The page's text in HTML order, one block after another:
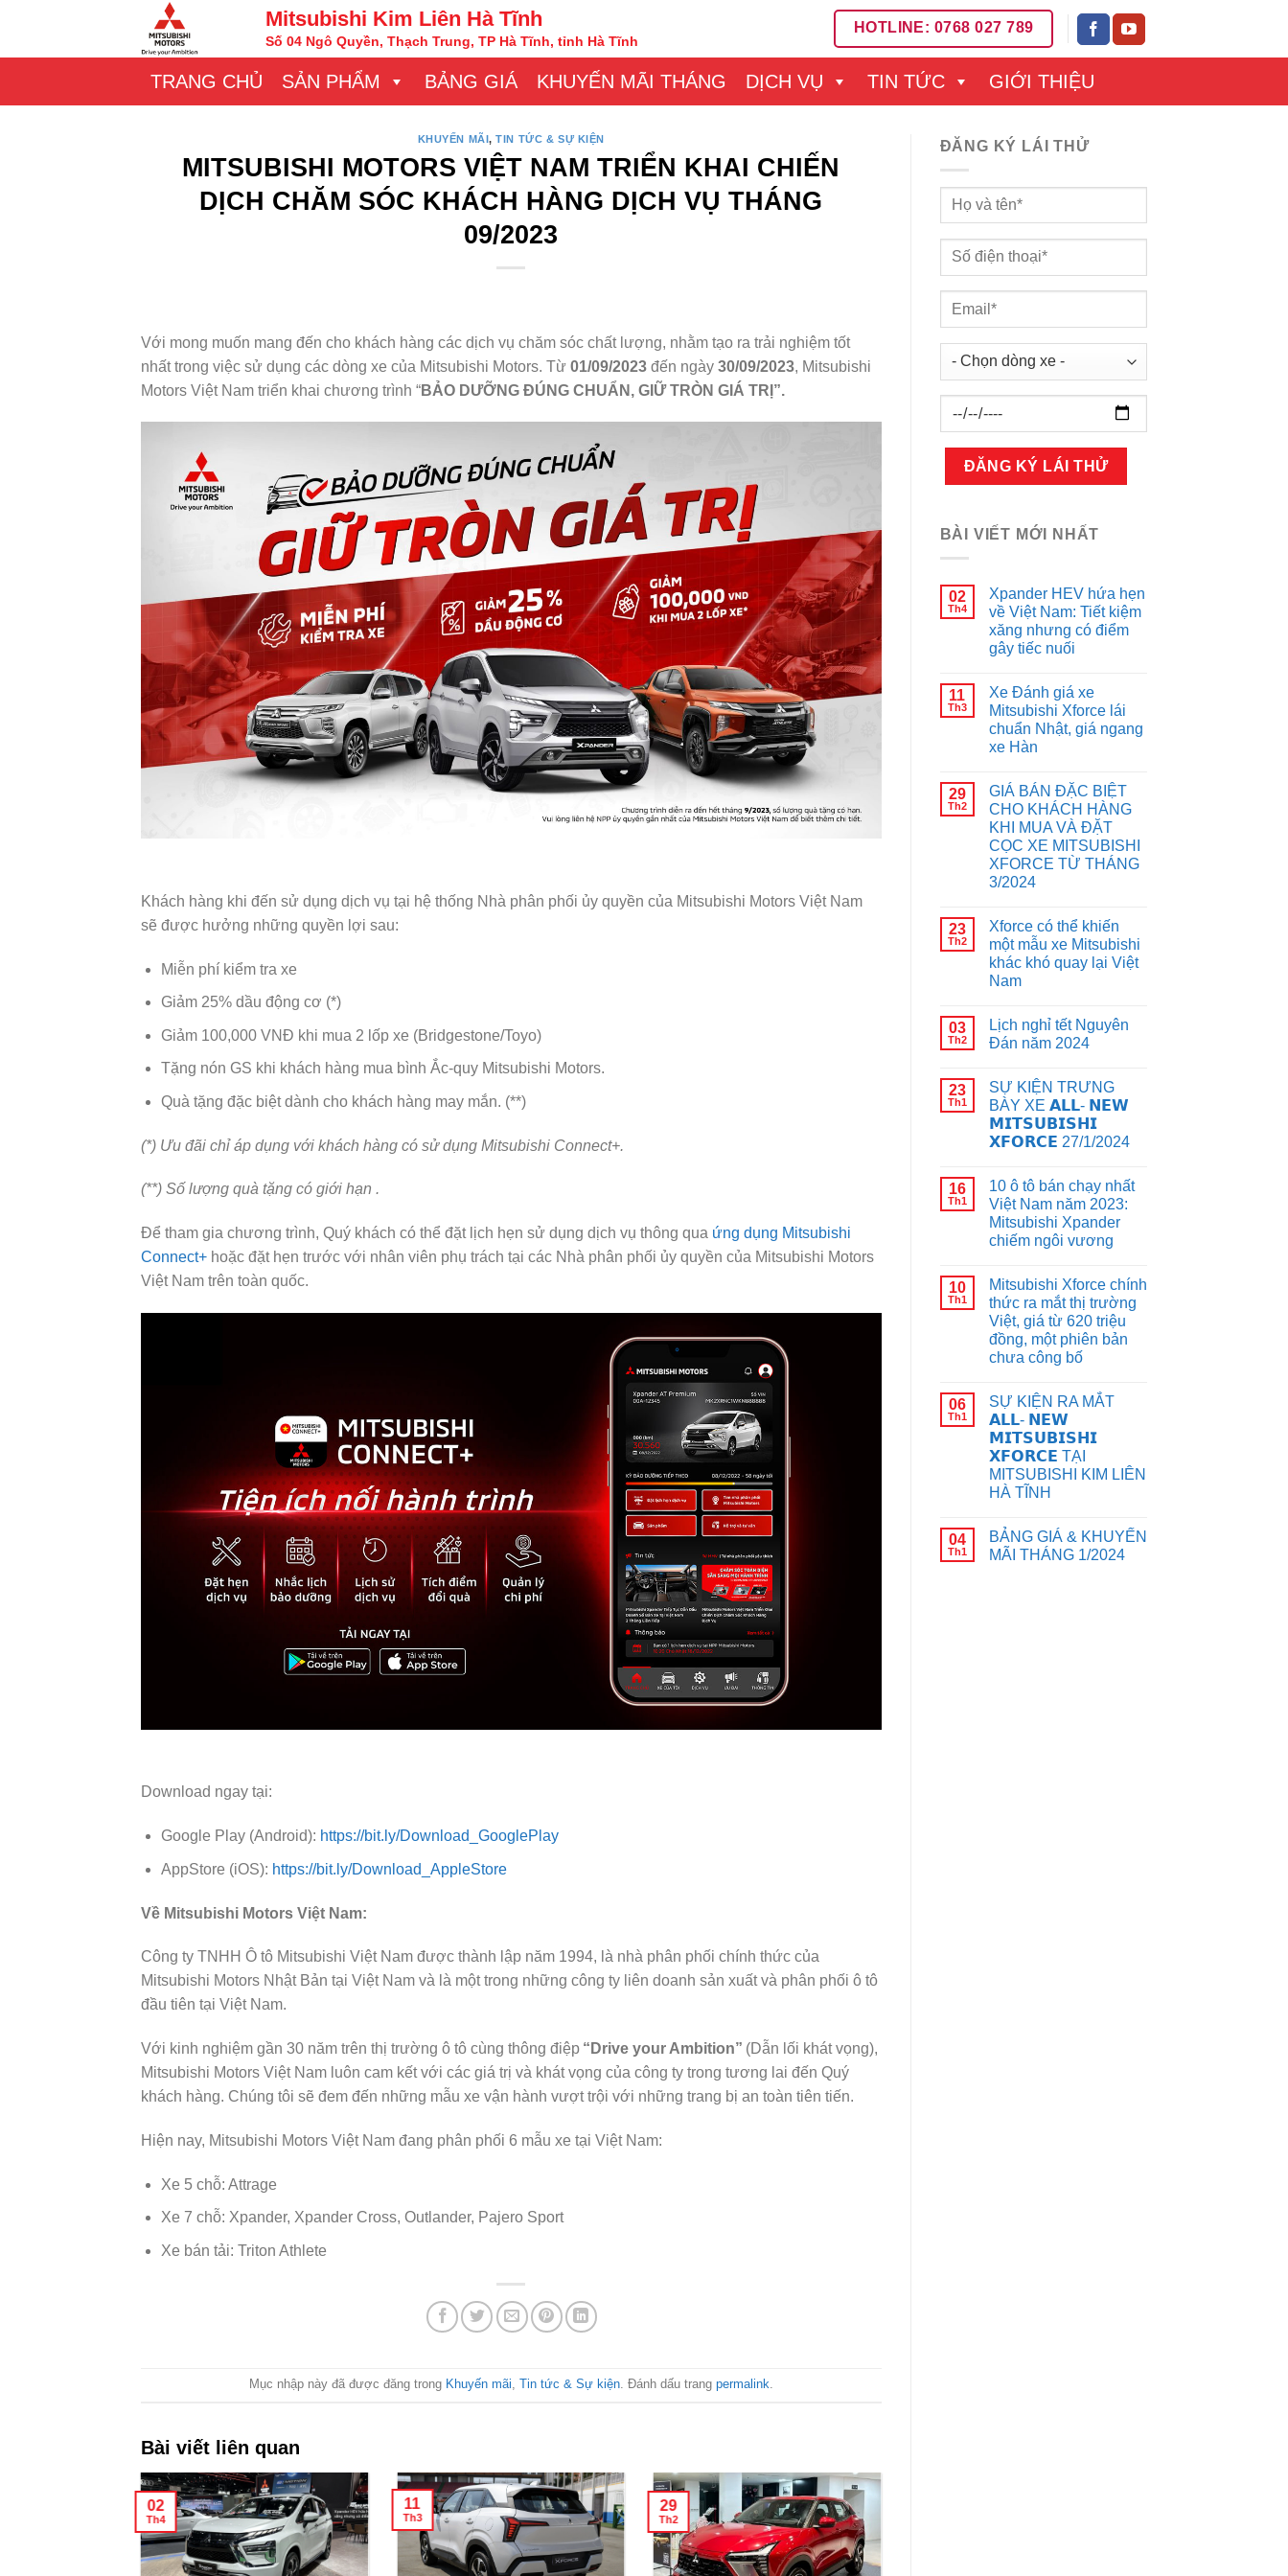
nội
Mitsubishi Kim Liên Hà Tĩnh
Số 04 Ngô Quyền, Thạch Trung, TP Hà Tĩnh, tỉnh Hà Tĩnh
HOTLINE: 0768 027 789
TRANG CHỦ SẢN PHẨM BẢNG GIÁ KHUYẾN MÃI THÁNG DỊCH VỤ TIN TỨC GIỚI THIỆU
KHUYẾN MÃI,TIN TỨC & SỰ KIỆN
MITSUBISHI MOTORS VIỆT NAM TRIỂN KHAI CHIẾN
DỊCH CHĂM SÓC KHÁCH HÀNG DỊCH VỤ THÁNG
09/2023
Với mong muốn mang đến cho khách hàng các dịch vụ chăm sóc chất lượng, nhằm tạo ra trải nghiệm tốt
nhất trong việc sử dụng các dòng xe của Mitsubishi Motors. Từ 01/09/2023 đến ngày 30/09/2023, Mitsubishi
Motors Việt Nam triển khai chương trình “BẢO DƯỠNG ĐÚNG CHUẨN, GIỮ TRÒN GIÁ TRỊ”.
Khách hàng khi đến sử dụng dịch vụ tại hệ thống Nhà phân phối ủy quyền của Mitsubishi Motors Việt Nam
sẽ được hưởng những quyền lợi sau:
Miễn phí kiểm tra xe
Giảm 25% dầu động cơ (*)
Giảm 100,000 VNĐ khi mua 2 lốp xe (Bridgestone/Toyo)
Tặng nón GS khi khách hàng mua bình Ắc-quy Mitsubishi Motors.
Quà tặng đặc biệt dành cho khách hàng may mắn. (**)
(*) Ưu đãi chỉ áp dụng với khách hàng có sử dụng Mitsubishi Connect+.
(**) Số lượng quà tặng có giới hạn .
Để tham gia chương trình, Quý khách có thể đặt lịch hẹn sử dụng dịch vụ thông qua ứng dụng Mitsubishi
Connect+ hoặc đặt hẹn trước với nhân viên phụ trách tại các Nhà phân phối ủy quyền của Mitsubishi Motors
Việt Nam trên toàn quốc.
Download ngay tại:
Google Play (Android): https://bit.ly/Download_GooglePlay
AppStore (iOS): https://bit.ly/Download_AppleStore
Về Mitsubishi Motors Việt Nam:
Công ty TNHH Ô tô Mitsubishi Việt Nam được thành lập năm 1994, là nhà phân phối chính thức của
Mitsubishi Motors Nhật Bản tại Việt Nam và là một trong những công ty liên doanh sản xuất và phân phối ô tô
đầu tiên tại Việt Nam.
Với kinh nghiệm gần 30 năm trên thị trường ô tô cùng thông điệp “Drive your Ambition” (Dẫn lối khát vọng),
Mitsubishi Motors Việt Nam luôn cam kết với các giá trị và khát vọng của công ty trong tương lai đến Quý
khách hàng. Chúng tôi sẽ đem đến những mẫu xe vận hành vượt trội với những trang bị an toàn tiên tiến.
Hiện nay, Mitsubishi Motors Việt Nam đang phân phối 6 mẫu xe tại Việt Nam:
Xe 5 chỗ: Attrage
Xe 7 chỗ: Xpander, Xpander Cross, Outlander, Pajero Sport
Xe bán tải: Triton Athlete
Mục nhập này đã được đăng trong Khuyến mãi, Tin tức & Sự kiện. Đánh dấu trang permalink.
Bài viết liên quan
02
Th4
11
Th3
29
Th2
ĐĂNG KÝ LÁI THỬ
BÀI VIẾT MỚI NHẤT
02
Th4
Xpander HEV hứa hẹn
về Việt Nam: Tiết kiệm
xăng nhưng có điểm
gây tiếc nuối
11
Th3
Xe Đánh giá xe
Mitsubishi Xforce lái
chuẩn Nhật, giá ngang
xe Hàn
29
Th2
GIÁ BÁN ĐẶC BIỆT
CHO KHÁCH HÀNG
KHI MUA VÀ ĐẶT
CỌC XE MITSUBISHI
XFORCE TỪ THÁNG
3/2024
23
Th2
Xforce có thể khiến
một mẫu xe Mitsubishi
khác khó quay lại Việt
Nam
03
Th2
Lịch nghỉ tết Nguyên
Đán năm 2024
23
Th1
SỰ KIỆN TRƯNG
BÀY XE 𝗔𝗟𝗟- 𝗡𝗘𝗪
𝗠𝗜𝗧𝗦𝗨𝗕𝗜𝗦𝗛𝗜
𝗫𝗙𝗢𝗥𝗖𝗘 27/1/2024
16
Th1
10 ô tô bán chạy nhất
Việt Nam năm 2023:
Mitsubishi Xpander
chiếm ngôi vương
10
Th1
Mitsubishi Xforce chính
thức ra mắt thị trường
Việt, giá từ 620 triệu
đồng, một phiên bản
chưa công bố
06
Th1
SỰ KIỆN RA MẮT
𝗔𝗟𝗟- 𝗡𝗘𝗪
𝗠𝗜𝗧𝗦𝗨𝗕𝗜𝗦𝗛𝗜
𝗫𝗙𝗢𝗥𝗖𝗘 TẠI
MITSUBISHI KIM LIÊN
HÀ TĨNH
04
Th1
BẢNG GIÁ & KHUYẾN
MÃI THÁNG 1/2024